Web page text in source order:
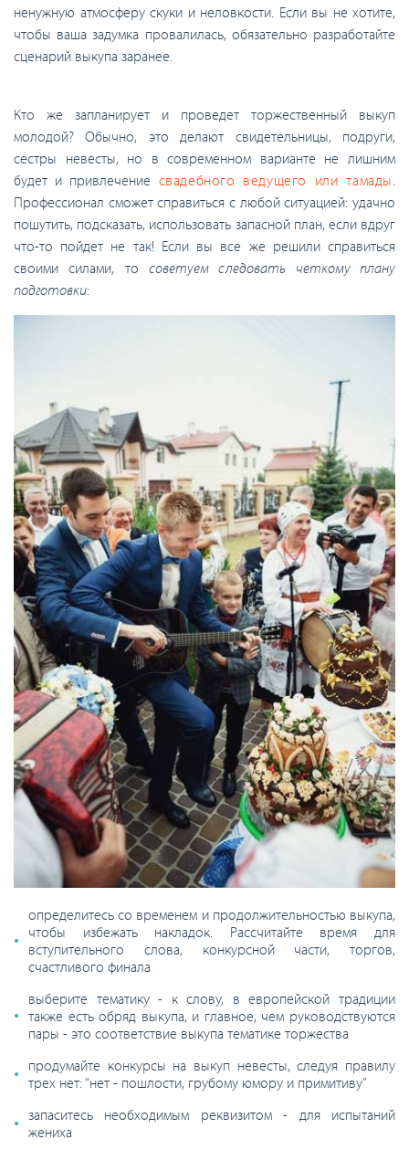
ненужную атмосферу скуки и неловкости. Если вы не хотите,
чтобы ваша задумка провалилась, обязательно разработайте
сценарий выкупа заранее.
Кто же запланирует и проведет торжественный выкуп
молодой? Обычно, это делают свидетельницы, подруги,
сестры невесты, но в современном варианте не лишним
будет и привлечение свадебного ведущего или тамады
Профессионал сможет справиться с любой ситуацией: удачно
пошутить, подсказать, использовать запасной план, если вдруг
что-то пойдет не так! Если вы все же решили справиться
своими силами, то советуем следовать четкому плану
подготовки:
определитесь со временем и продолжительностью выкупа,
чтобы избежать накладок. Рассчитайте время для
вступительного слова, конкурсной части, торгов,
счастливого финала
выберите тематику - к слову, в европейской традиции
также есть обряд выкупа, и главное, чем руководствуются
пары - это соответствие выкупа тематике торжества
продумайте конкурсы на выкуп невесты, следуя правилу
трех нет: “нет - пошлости, грубому юмору и примитиву”
запаситесь необходимым реквизитом - для испытаний
жениха